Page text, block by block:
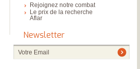
Rejoignez notre combat
Le prix de la recherche
Aflar
Newsletter
Votre Email